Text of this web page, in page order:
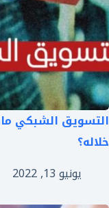
التسويق الشبكي
خلاله؟
يونيو 13, 2022